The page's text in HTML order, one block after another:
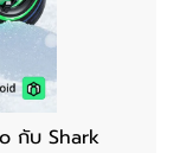
กับ Shark